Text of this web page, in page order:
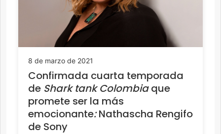
8 de marzo de 2021
Confirmada cuarta temporada
de Shark tank Colombiaque
promete ser la más
emocionante:Nathascha Rengifo
de Sony